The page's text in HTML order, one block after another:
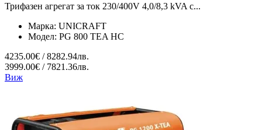
Трифазен агрегат за ток 230/400V 4,0/8,3 kVA с...
Марка: UNICRAFT
Модел: PG 800 TEA HC
4235.00€ / 8282.94лв.
3999.00€ / 7821.36лв.
Виж